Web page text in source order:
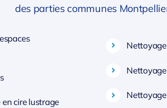
des parties communes
cire lustrage